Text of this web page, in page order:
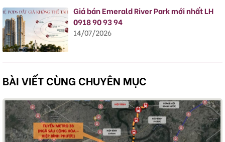
Giá bán Emerald River Park mới nhất LH
0918 90 93 94
14/07/2026
BÀI VIẾT CÙNG CHUYÊN MỤC